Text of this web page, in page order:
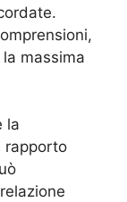
massima
la
rapporto